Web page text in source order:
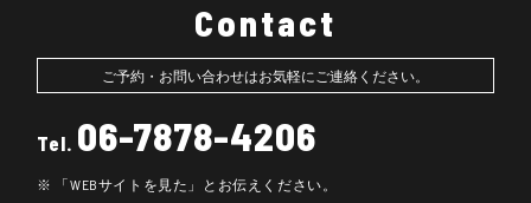
Contact
ご予約・お問い合わせはお気軽にご連絡ください。
Tel. 06-7878-4206
「WEBサイトを見た」とお伝えください。